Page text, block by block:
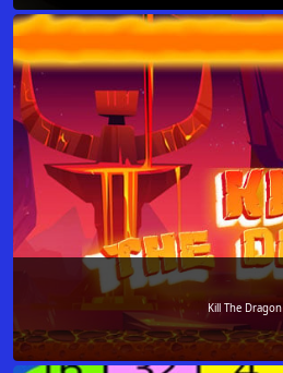
Kill The Dragon